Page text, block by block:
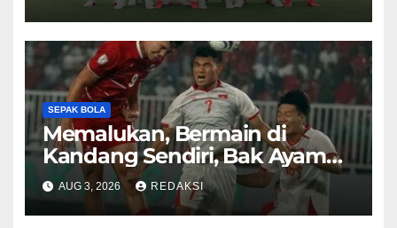
SEPAK BOLA
Memalukan, Bermain di
Kandang Sendiri, Bak Ayam
Sayur Timnas Indonesia
Dibenamkan Vietnam
AUG 3, 2026 REDAKSI